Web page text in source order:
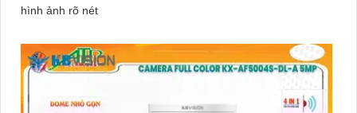
hình ảnh rõ nét